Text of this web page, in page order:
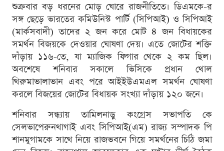
শুক্রবার বড় ধরনের মোড় ঘোরে রাজনীতিতে। ডিএমকে-র
সঙ্গ ছেড়ে ভারতের কমিউনিস্ট পার্টি (সিপিআই) ও সিপিআই
(মার্কসবাদী) তাদের ২ জন করে মোট ৪ জন বিধায়কের
সমর্থন বিজয়কে দেওয়ার ঘোষণা দেয়। এতে জোটের শক্তি
দাঁড়ায় ১১৬-তে, যা ম্যাজিক ফিগার থেকে ২ কম ছিল।
অবশেষে শনিবার সকালে ভিসিকে প্রধান থোল
থিরুমাভালাভান এবং পরে আইইউএমএল সমর্থন ঘোষণা
করলে বিজয়ের জোটের বিধায়ক সংখ্যা দাঁড়ায় ১২০ জনে।
শনিবার সন্ধ্যায় তামিলনাড়ু কংগ্রেস সভাপতি কে
সেলভাপেরুনথাগাই এবং সিপিআই(এম) রাজ্য সম্পাদক পি
শানমুগামকে সাথে নিয়ে রাজভবনে গিয়ে সমর্থনের চিঠি জমা